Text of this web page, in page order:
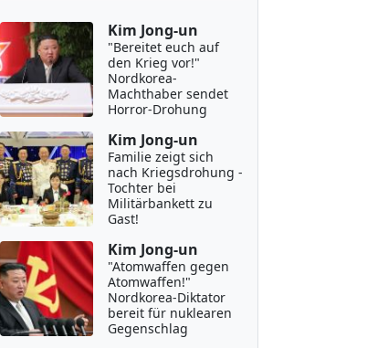
Kim Jong-un
"Bereitet euch auf
den Krieg vor!"
Nordkorea-
Machthaber sendet
Horror-Drohung
Kim Jong-un
Familie zeigt sich
nach Kriegsdrohung -
Tochter bei
Militärbankett zu
Gast!
Kim Jong-un
"Atomwaffen gegen
Atomwaffen!"
Nordkorea-Diktator
bereit für nuklearen
Gegenschlag